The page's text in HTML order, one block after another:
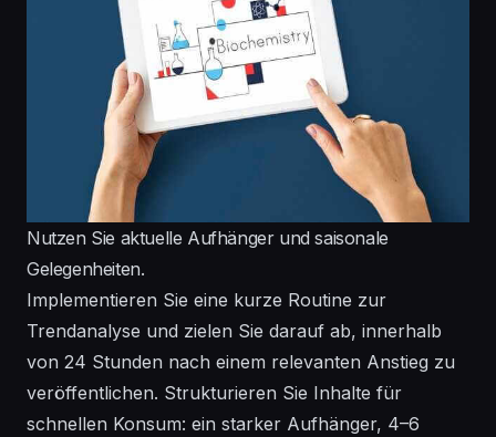
Nutzen Sie aktuelle Aufhänger und saisonale
Gelegenheiten.
Implementieren Sie eine kurze Routine zur
Trendanalyse und zielen Sie darauf ab, innerhalb
von 24 Stunden nach einem relevanten Anstieg zu
veröffentlichen. Strukturieren Sie Inhalte für
schnellen Konsum: ein starker Aufhänger, 4–6